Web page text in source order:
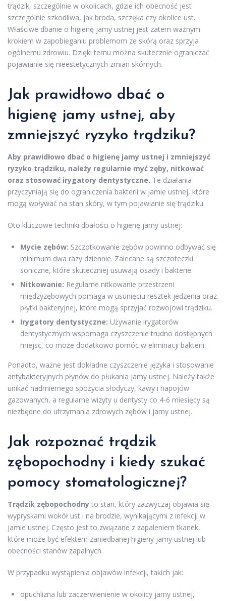
trądzik, szczególnie w okolicach, gdzie ich obecność jest
szczególnie szkodliwa, jak broda, szczęka czy okolice ust.
Właściwe dbanie o higienę jamy ustnej jest zatem ważnym
krokiem w zapobieganiu problemom ze skórą oraz sprzyja
ogólnemu zdrowiu. Dzięki temu można skutecznie ograniczać
pojawianie się nieestetycznych zmian skórnych.
Jak prawidłowo dbać o
higienę jamy ustnej, aby
zmniejszyć ryzyko trądziku?
Aby prawidłowo dbać o higienę jamy ustnej i zmniejszyć
ryzyko trądziku, należy regularnie myć zęby, nitkować
oraz stosować irygatory dentystyczne. Te działania
przyczyniają się do ograniczenia bakterii w jamie ustnej, które
mogą wpływać na stan skóry, w tym pojawianie się trądziku.
Oto kluczowe techniki dbałości o higienę jamy ustnej:
Mycie zębów: Szczotkowanie zębów powinno odbywać się
minimum dwa razy dziennie. Zalecane są szczoteczki
soniczne, które skuteczniej usuwają osady i bakterie.
Nitkowanie: Regularne nitkowanie przestrzeni
międzyzębowych pomaga w usunięciu resztek jedzenia oraz
płytki bakteryjnej, które mogą sprzyjać rozwojowi trądziku.
Irygatory dentystyczne: Używanie irygatorów
dentystycznych wspomaga czyszczenie trudno dostępnych
miejsc, co może dodatkowo pomóc w eliminacji bakterii.
Ponadto, ważne jest dokładne czyszczenie języka i stosowanie
antybakteryjnych płynów do płukania jamy ustnej. Należy także
unikać nadmiernego spożycia słodyczy, kawy i napojów
gazowanych, a regularne wizyty u dentysty co 4-6 miesięcy są
niezbędne do utrzymania zdrowych zębów i jamy ustnej.
Jak rozpoznać trądzik
zębopochodny i kiedy szukać
pomocy stomatologicznej?
Trądzik zębopochodny to stan, który zazwyczaj objawia się
wypryskami wokół ust i na brodzie, wynikającymi z infekcji w
jamie ustnej. Często jest to związane z zapaleniem tkanek,
które może być efektem zaniedbanej higieny jamy ustnej lub
obecności stanów zapalnych.
W przypadku wystąpienia objawów infekcji, takich jak:
opuchlizna lub zaczerwienienie w okolicy jamy ustnej,